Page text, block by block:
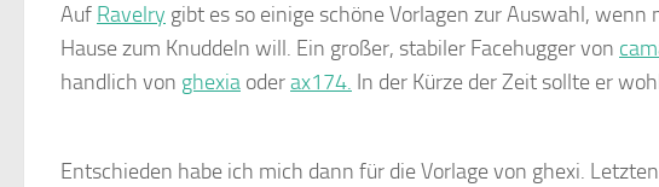
Auf Ravelry gibt es so einige schöne Vorlagen zur Auswahl,
Hause zum Knuddeln will. Ein großer, stabiler Facehugger von
handlich von ghexia oderax174. In der Kürze der Zeit sollte er
Entschieden habe ich mich dann für die Vorlage von ghexi.